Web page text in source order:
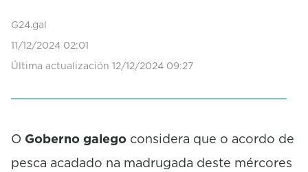
d
o
1
i
t
,
G24.gal
11/12/2024 02:01
Última actualización 12/12/2024 09:27
O Goberno galego considera que o acordo de
pesca acadado na madrugada deste mércores